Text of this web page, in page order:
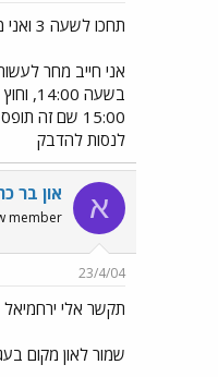
תחכו לשעה 3 ואני מצטרף
אני חייב מחר
15:00 שם זה תופס
לנסות להדבק
א און בר
member
23/4/04
תקשר אלי ירחמיאל
שמור לאון מקום